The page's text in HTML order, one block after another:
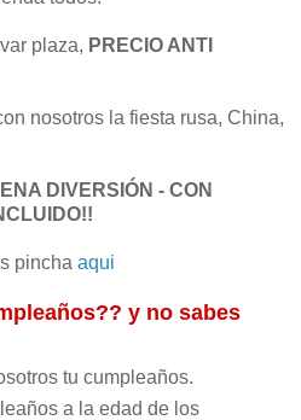
plaza, PRECIO ANTI
nosotros la fiesta rusa, China,
DIVERSIÓN - CON
pincha aqui
y no sabes
tu cumpleaños.
a la edad de los